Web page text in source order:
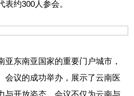
约300人参会。
亚东南亚国家的重要门户城市，
会议的成功举办，展示了云南医
与开放姿态。会议不仅为云南与